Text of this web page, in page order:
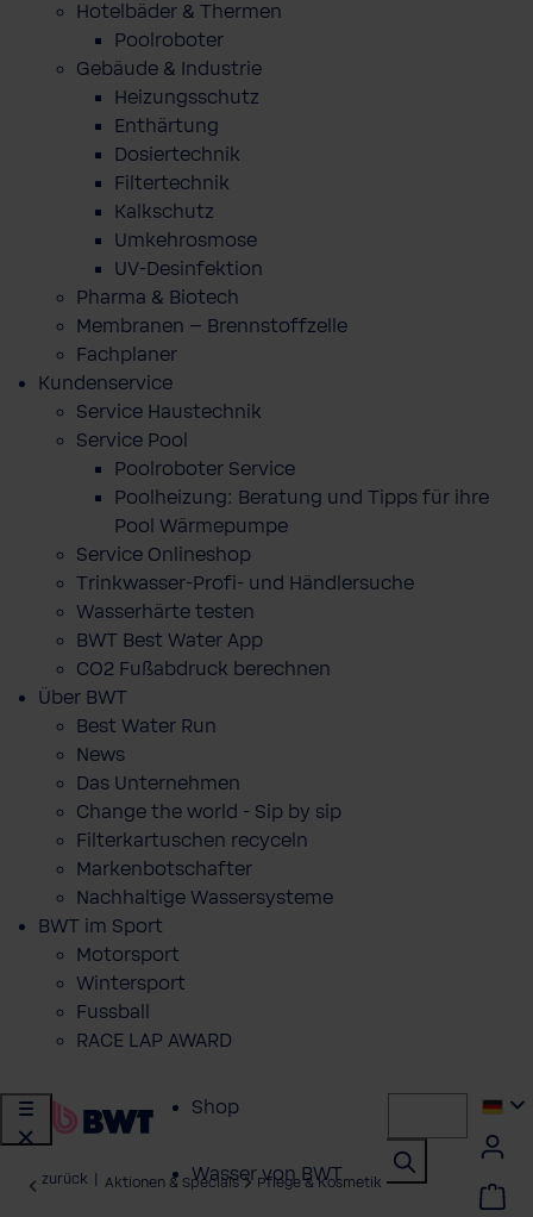
Hotelbäder & Thermen
Poolroboter
Gebäude & Industrie
Heizungsschutz
Enthärtung
Dosiertechnik
Filtertechnik
Kalkschutz
Umkehrosmose
UV-Desinfektion
Pharma & Biotech
Membranen – Brennstoffzelle
Fachplaner
Kundenservice
Service Haustechnik
Service Pool
Poolroboter Service
Poolheizung: Beratung und Tipps für ihre
Pool Wärmepumpe
Service Onlineshop
Trinkwasser-Profi- und Händlersuche
Wasserhärte testen
BWT Best Water App
CO2 Fußabdruck berechnen
Über BWT
Best Water Run
News
Das Unternehmen
Change the world - Sip by sip
Filterkartuschen recyceln
Markenbotschafter
Nachhaltige Wassersysteme
BWT im Sport
Motorsport
Wintersport
Fussball
RACE LAP AWARD
Shop
Wasser von BWT
zurück Aktionen & Specials Pflege & Kosmetik